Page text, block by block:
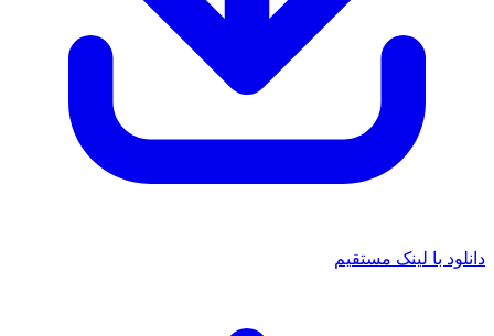
با لینک مستقیم